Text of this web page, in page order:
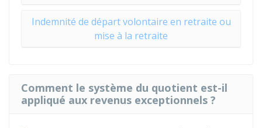
Indemnité de départ volontaire en retraite ou
mise à la retraite
Comment le système du quotient est-il
appliqué aux revenus exceptionnels ?